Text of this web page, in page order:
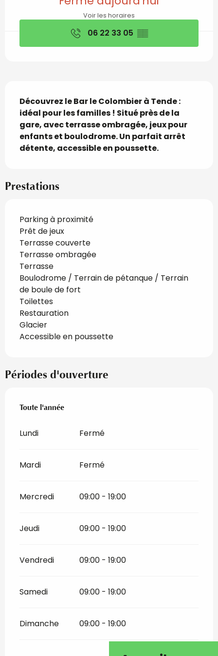
Voir les horaires
06 22 33 05 ▒▒
Description
Découvrez le Bar le Colombier à Tende :
idéal pour les familles ! Situé près de la
gare, avec terrasse ombragée, jeux pour
enfants et boulodrome. Un parfait arrêt
détente, accessible en poussette.
Prestations
Parking à proximité
Prêt de jeux
Terrasse couverte
Terrasse ombragée
Terrasse
Boulodrome / Terrain de pétanque / Terrain
de boule de fort
Toilettes
Restauration
Glacier
Accessible en poussette
Périodes d'ouverture
Toute l'année
Toute l'année
Lundi Fermé
Mardi Fermé
Mercredi 09:00 - 19:00
Jeudi 09:00 - 19:00
Vendredi 09:00 - 19:00
Samedi 09:00 - 19:00
Dimanche 09:00 - 19:00